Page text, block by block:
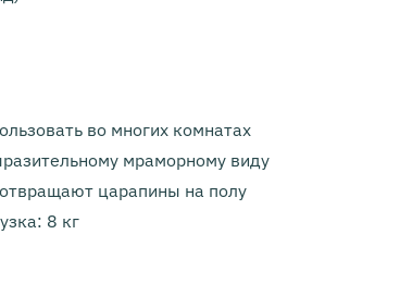
во многих комнатах
мраморному виду
царапины на полу
8 кг